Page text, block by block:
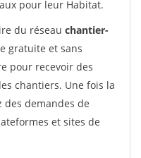
pour leur Habitat.
du réseau chantier-
gratuite et sans
pour recevoir des
chantiers. Une fois la
des demandes de
et sites de